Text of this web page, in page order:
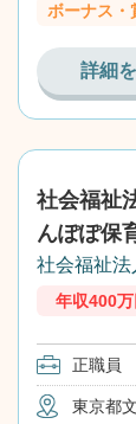
ボーナス・
詳細
社会福祉
んぽぽ保
社会福祉法
年収400万
正職員
東京都